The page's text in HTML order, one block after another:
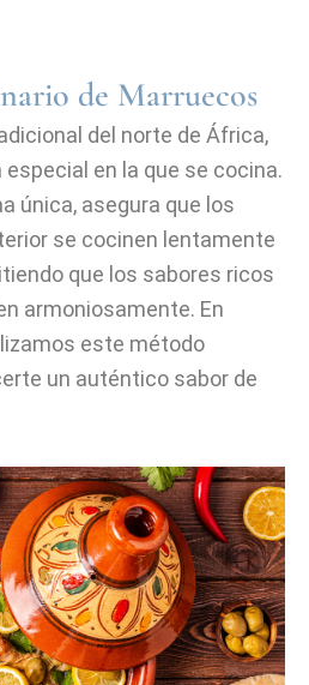
de Marruecos
del norte de África,
especial en la que se cocina.
única, asegura que los
se cocinen lentamente
que los sabores ricos
armoniosamente. En
este método
un auténtico sabor de